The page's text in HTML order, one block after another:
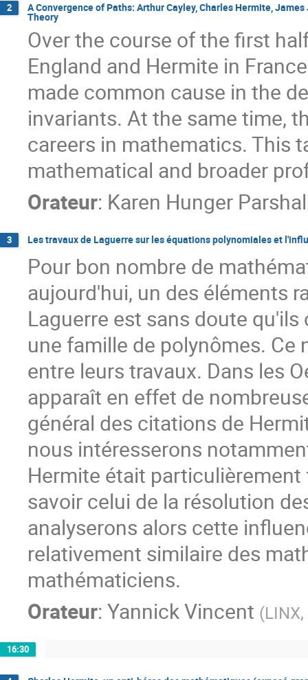
2 A Convergence of Paths: Arthur Cayley, Charles Hermite,
Theory
Over the course of the first
England and Hermite in
made common cause in the
invariants. At the same time,
careers in mathematics. This
mathematical and broader
Orateur: Karen Hunger
3 Les travaux de Laguerre sur les équations polynomiales et
Pour bon nombre de
aujourd'hui, un des éléments
Laguerre est sans doute
une famille de polynômes.
entre leurs travaux. Dans les
apparaît en effet de
général des citations de
nous intéresserons
Hermite était particulièrement
savoir celui de la résolution
analyserons alors cette
relativement similaire des
mathématiciens.
Orateur:Yannick Vincent (
16:30